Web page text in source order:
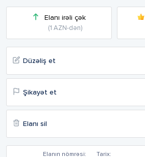
Elanı irəli çək
(1 AZN-dən)
Düzəliş et
Şikayət et
Elanı sil
Elanın nömrəsi:
Tarix: